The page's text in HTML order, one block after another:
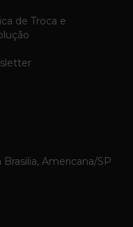
de Troca e
Americana/SP